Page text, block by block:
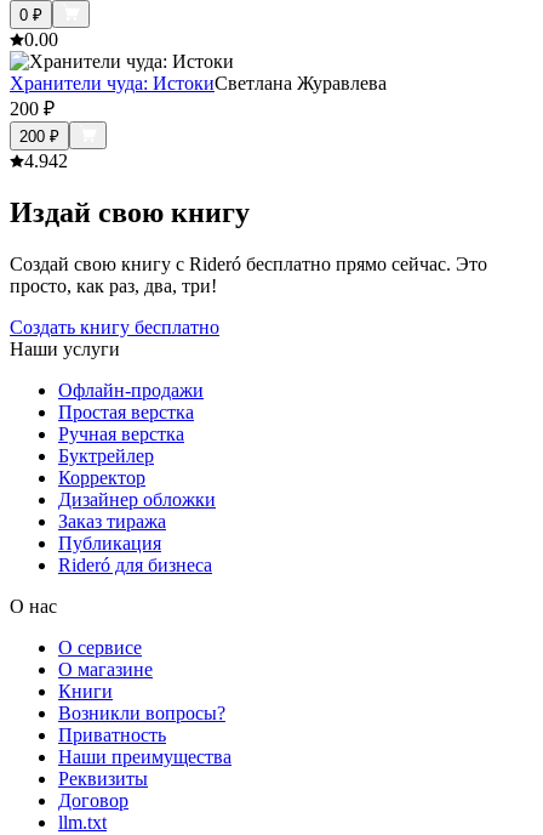
0 ₽
0.00
Хранители чуда: ИстокиСветлана Журавлева
200 ₽
200 ₽
4.942
Издай свою книгу
Создай свою книгу с Rideró бесплатно прямо сейчас. Это
просто, как раз, два, три!
Создать книгу бесплатно
Наши услуги
Офлайн-продажи
Простая верстка
Ручная верстка
Буктрейлер
Корректор
Дизайнер обложки
Заказ тиража
Публикация
Rideró для бизнеса
О нас
О сервисе
О магазине
Книги
Возникли вопросы?
Приватность
Наши преимущества
Реквизиты
Договор
llm.txt